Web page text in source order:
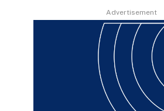
Advertisement